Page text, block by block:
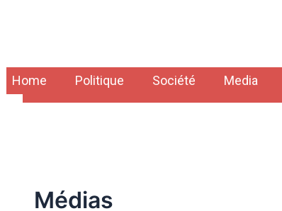
Home Politique Société Media
Médias